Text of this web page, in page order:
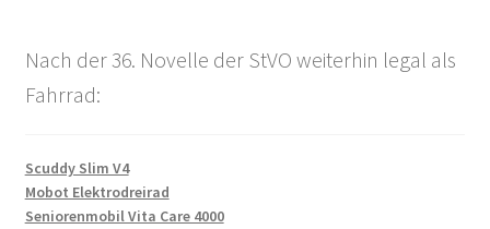
Nach der 36. Novelle der StVO weiterhin legal als
Fahrrad:
Scuddy Slim V4
Mobot Elektrodreirad
Seniorenmobil Vita Care 4000